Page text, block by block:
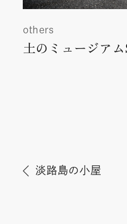
others
土のミュージア
淡路島の小屋